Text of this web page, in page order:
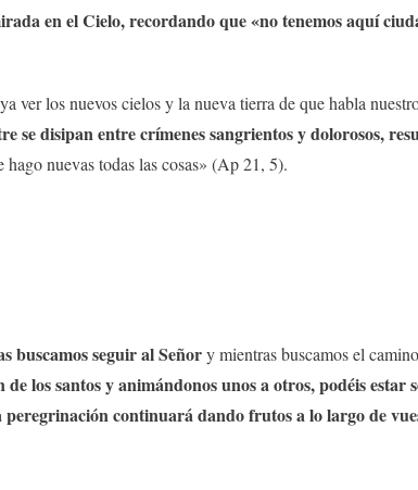
en el Cielo, recordando que «no tenemos aquí
los nuevos cielos y la nueva tierra de que habla
se disipan entre crímenes sangrientos y dolorosos,
hago nuevas todas las cosas» (Ap 21, 5).
buscamos seguir al Señory mientras buscamos el
los santos y animándonos unos a otros, podéis estar
peregrinación continuará dando frutos a lo largo de